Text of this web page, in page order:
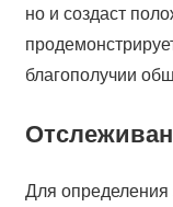
но и создаст
благополучии
Для определения